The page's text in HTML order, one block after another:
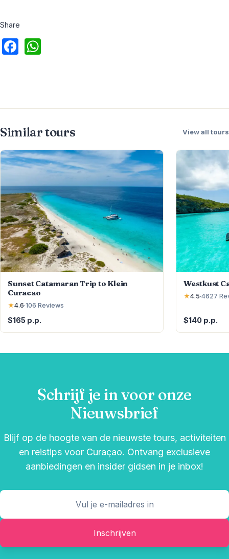
Share
Similar tours View all tours
Sunset Catamaran Trip to Klein
Curacao
★4.6·106 Reviews
$165 p.p.
Westkust
★4.5·4627
$140 p.p.
Schrijf je in voor onze
Nieuwsbrief
Blijf op de hoogte van de nieuwste tours, activiteiten
en reistips voor Curaçao. Ontvang exclusieve
aanbiedingen en insider gidsen in je inbox!
Inschrijven